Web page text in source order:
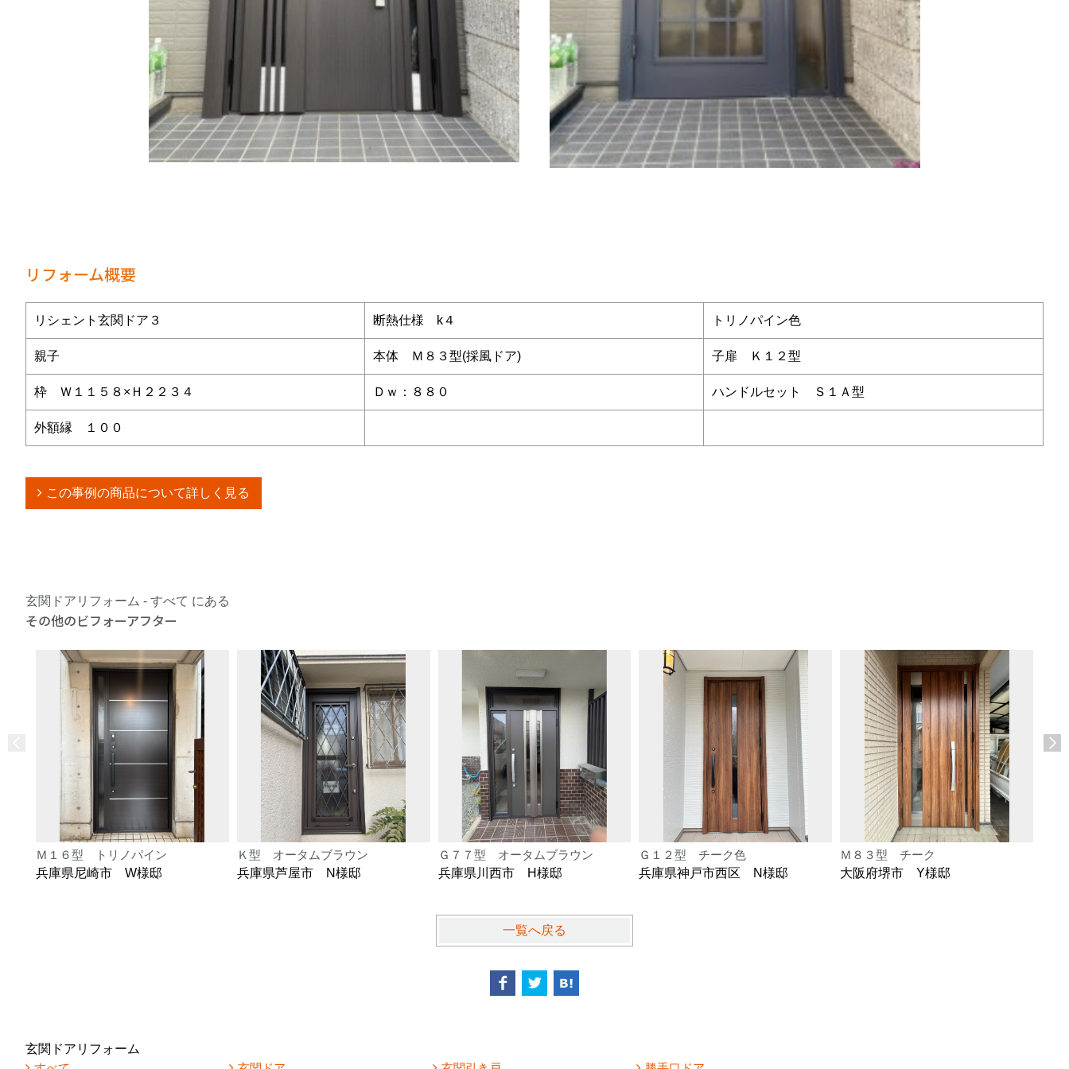
リフォーム概要
リシェント玄関ドア３ 断熱仕様 k４ トリノパイン色
親子 本体 Ｍ８３型(採風ドア) 子扉 Ｋ１２型
枠 Ｗ１１５８×Ｈ２２３４ Ｄｗ：８８０ ハンドルセット Ｓ１Ａ型
外額縁 １００
この事例の商品について詳しく見る
玄関ドアリフォーム - すべて にある
その他のビフォーアフター
Ｍ１６型 トリノパイン
兵庫県尼崎市 W様邸
Ｋ型 オータムブラウン
兵庫県芦屋市 N様邸
Ｇ７７型 オータムブラウン
兵庫県川西市 H様邸
Ｇ１２型 チーク色
兵庫県神戸市西区 N様邸
Ｍ８３型 チーク
大阪府堺市 Y様邸
一覧へ戻る
玄関ドアリフォーム